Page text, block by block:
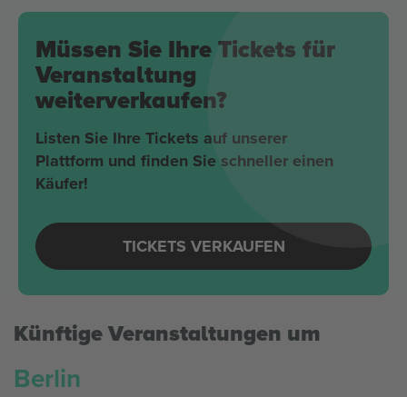
Müssen Sie Ihre Tickets für
Veranstaltung
weiterverkaufen?
Listen Sie Ihre Tickets auf unserer
Plattform und finden Sie schneller einen
Käufer!
TICKETS VERKAUFEN
Künftige Veranstaltungen um
Berlin